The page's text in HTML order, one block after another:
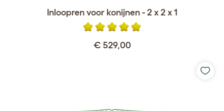
Inloopren voor konijnen - 2 x 2 x 1
€ 529,00